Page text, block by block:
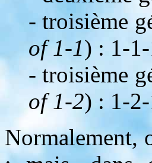
- troisième
of 1-1) : 1-
- troisième
of 1-2) : 1-
Normalement,